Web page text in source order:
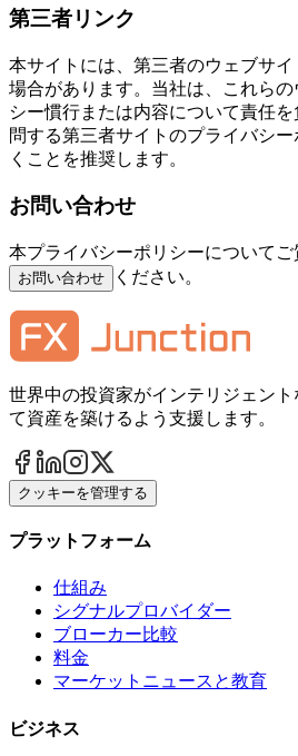
第三者リンク
本サイトには、第三者のウェブサ
場合があります。当社は、これら
シー慣行または内容について責任
問する第三者サイトのプライバシ
くことを推奨します。
お問い合わせ
本プライバシーポリシーについてご
お問い合わせ ください。
世界中の投資家がインテリジェン
て資産を築けるよう支援します。
クッキーを管理する
プラットフォーム
仕組み
シグナルプロバイダー
ブローカー比較
料金
マーケットニュースと教育
ビジネス